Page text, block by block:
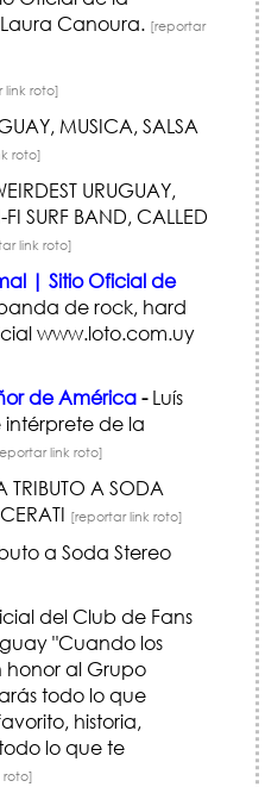
Canoura. [reportar
link roto]
MUSICA, SALSA
roto]
URUGUAY,
SURF BAND, CALLED
link roto]
| Sitio Oficial de
de rock, hard
www.loto.com.uy
de América-Luís
intérprete de la
link roto]
A SODA
[reportar link roto]
a Soda Stereo
del Club de Fans
"Cuando los
honor al Grupo
todo lo que
historia,
lo que te
roto]